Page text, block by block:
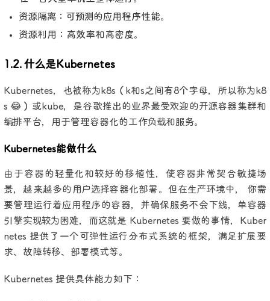
资源隔离：可预测的应用程序性能。
资源利用：高效率和高密度。
1.2. 什么是Kubernetes
Kubernetes，也被称为k8s（k和s之间有8个字母，所以称为k8
s 😂）或kube，是谷歌推出的业界最受欢迎的开源容器集群和
编排平台，用于管理容器化的工作负载和服务。
Kubernetes能做什么
由于容器的轻量化和较好的移植性，使容器非常契合敏捷场
景，越来越多的用户选择容器化部署。但在生产环境中， 你需
要管理运行着应用程序的容器，并确保服务不会下线，单容器
引擎实现较为困难，而这就是 Kubernetes 要做的事情，Kuber
netes 提供了一个可弹性运行分布式系统的框架，满足扩展要
求、故障转移、部署模式等。
Kubernetes 提供具体能力如下：